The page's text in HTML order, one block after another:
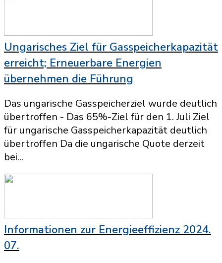
Ungarisches Ziel für Gasspeicherkapazität
erreicht; Erneuerbare Energien
übernehmen die Führung
Das ungarische Gasspeicherziel wurde deutlich
übertroffen - Das 65%-Ziel für den 1. Juli Ziel
für ungarische Gasspeicherkapazität deutlich
übertroffen Da die ungarische Quote derzeit
bei...
Informationen zur Energieeffizienz 2024.
07.